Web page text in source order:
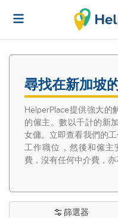
尋找在新加坡
HelperPlace提供強大的
的僱主。數以千計的新
女傭。立即查看我們的
工作職位，然後和僱主
費，沒有任何中介費，亦
篩選器